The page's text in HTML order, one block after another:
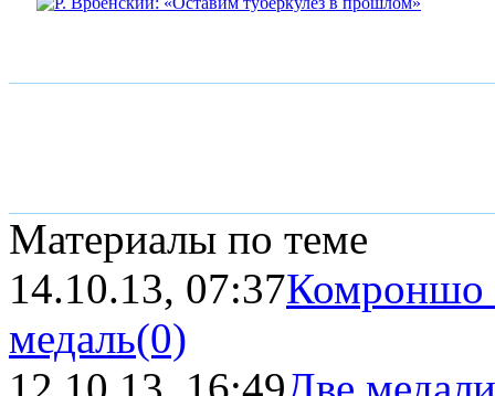
Материалы по теме
14.10.13, 07:37Комроншо
медаль(0)